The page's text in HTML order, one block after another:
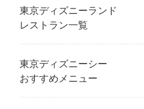
東京ディズニーランド
レストラン一覧
東京ディズニーシー
おすすめメニュー